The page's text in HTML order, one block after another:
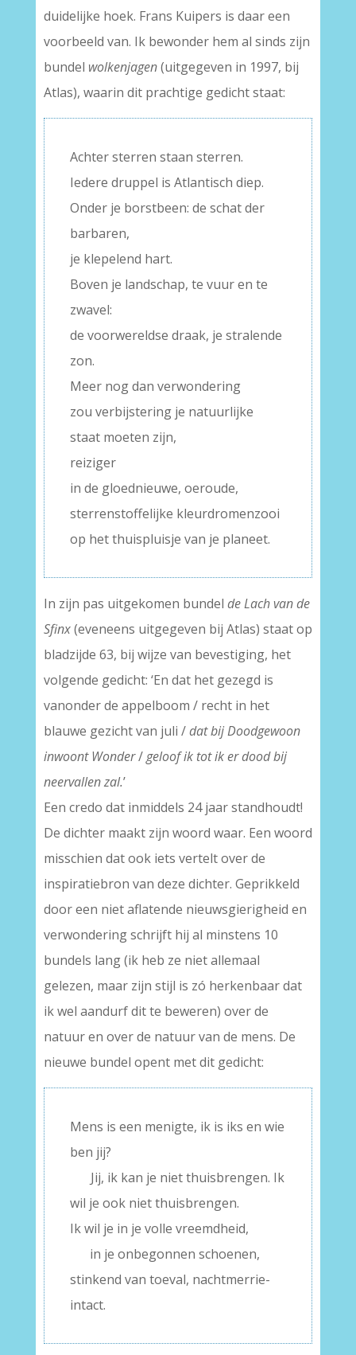
duidelijke hoek. Frans Kuipers is daar een
voorbeeld van. Ik bewonder hem al sinds zijn
bundel wolkenjagen(uitgegeven in 1997, bij
Atlas), waarin dit prachtige gedicht staat:
Achter sterren staan sterren.
Iedere druppel is Atlantisch diep.
Onder je borstbeen: de schat der
barbaren,
je klepelend hart.
Boven je landschap, te vuur en te
zwavel:
de voorwereldse draak, je stralende
zon.
Meer nog dan verwondering
zou verbijstering je natuurlijke
staat moeten zijn,
reiziger
in de gloednieuwe, oeroude,
sterrenstoffelijke kleurdromenzooi
op het thuispluisje van je planeet.
In zijn pas uitgekomen bundel de Lach van de
Sfinx(eveneens uitgegeven bij Atlas) staat op
bladzijde 63, bij wijze van bevestiging, het
volgende gedicht: ‘En dat het gezegd is
vanonder de appelboom / recht in het
blauwe gezicht van juli /dat bij Doodgewoon
inwoont Wonder/geloof ik tot ik er dood bij
neervallen zal.’
Een credo dat inmiddels 24 jaar standhoudt!
De dichter maakt zijn woord waar. Een woord
misschien dat ook iets vertelt over de
inspiratiebron van deze dichter. Geprikkeld
door een niet aflatende nieuwsgierigheid en
verwondering schrijft hij al minstens 10
bundels lang (ik heb ze niet allemaal
gelezen, maar zijn stijl is zó herkenbaar dat
ik wel aandurf dit te beweren) over de
natuur en over de natuur van de mens. De
nieuwe bundel opent met dit gedicht:
Mens is een menigte, ik is iks en wie
ben jij?
Jij, ik kan je niet thuisbrengen. Ik
wil je ook niet thuisbrengen.
Ik wil je in je volle vreemdheid,
in je onbegonnen schoenen,
stinkend van toeval, nachtmerrie-
intact.